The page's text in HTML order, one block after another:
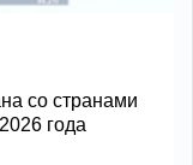
со странами
года